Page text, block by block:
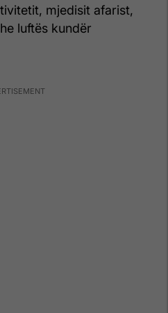
mjedisit afarist,
luftës kundër